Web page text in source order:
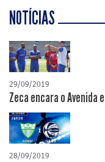
NOTÍCIAS
29/09/2019
Zeca encara o Avenida
28/09/2019